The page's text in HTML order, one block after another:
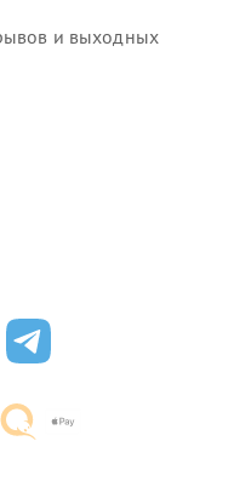
и выходных